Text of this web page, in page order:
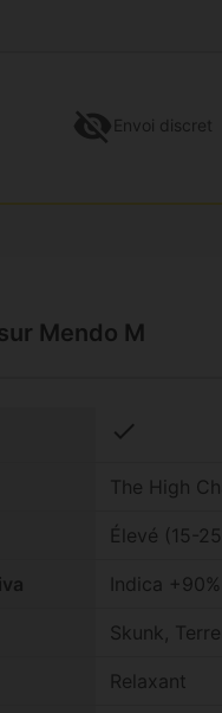
Envoi discret
Mendo M
check
The High
Élevé (15-
Indica +90%
Skunk,
Relaxant